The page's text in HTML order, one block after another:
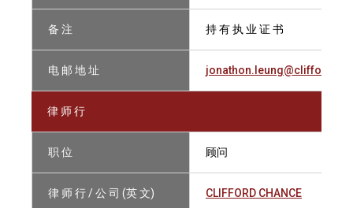
备 注 持 有 执 业 证 书
电 邮 地 址
律 师 行
职 位 顾问
律 师 行 / 公 司 (英 文) CLIFFORD CHANCE